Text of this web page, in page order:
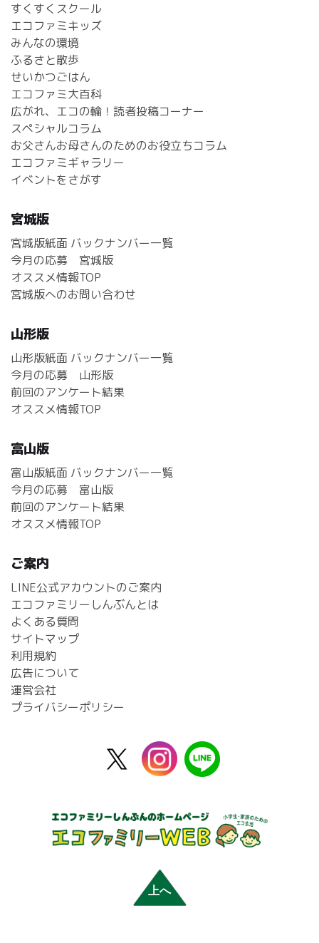
すくすくスクール
エコファミキッズ
みんなの環境
ふるさと散歩
せいかつごはん
エコファミ大百科
広がれ、エコの輪！読者投稿コーナー
スペシャルコラム
お父さんお母さんのためのお役立ちコラム
エコファミギャラリー
イベントをさがす
宮城版
宮城版紙面 バックナンバー一覧
今月の応募 宮城版
オススメ情報TOP
宮城版へのお問い合わせ
山形版
山形版紙面 バックナンバー一覧
今月の応募 山形版
前回のアンケート結果
オススメ情報TOP
富山版
富山版紙面 バックナンバー一覧
今月の応募 富山版
前回のアンケート結果
オススメ情報TOP
ご案内
LINE公式アカウントのご案内
エコファミリーしんぶんとは
よくある質問
サイトマップ
利用規約
広告について
運営会社
プライバシーポリシー
instagram
上へ